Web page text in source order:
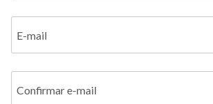
E-mail
Confirmar e-mail